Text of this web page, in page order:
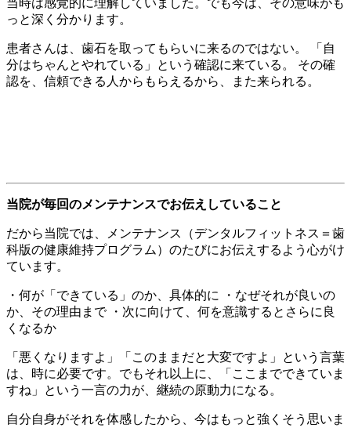
当時は感覚的に理解していました。でも今は、その意味がも
っと深く分かります。
患者さんは、歯石を取ってもらいに来るのではない。 「自
分はちゃんとやれている」という確認に来ている。 その確
認を、信頼できる人からもらえるから、また来られる。
当院が毎回のメンテナンスでお伝えしていること
だから当院では、メンテナンス（デンタルフィットネス＝歯
科版の健康維持プログラム）のたびにお伝えするよう心がけ
ています。
・何が「できている」のか、具体的に ・なぜそれが良いの
か、その理由まで ・次に向けて、何を意識するとさらに良
くなるか
「悪くなりますよ」「このままだと大変ですよ」という言葉
は、時に必要です。でもそれ以上に、「ここまでできていま
すね」という一言の力が、継続の原動力になる。
自分自身がそれを体感したから、今はもっと強くそう思いま